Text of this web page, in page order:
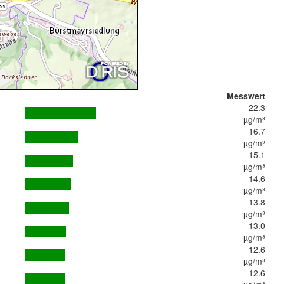
Messwert
22.3
µg/m³
16.7
µg/m³
15.1
µg/m³
14.6
µg/m³
13.8
µg/m³
13.0
µg/m³
12.6
µg/m³
12.6